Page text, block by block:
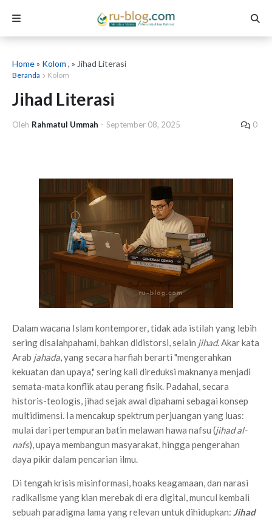
Home» Kolom , » Jihad Literasi
Beranda Kolom
Jihad Literasi
Oleh Rahmatul Ummah - September 08, 2025 0
Dalam wacana Islam kontemporer, tidak ada istilah yang lebih
sering disalahpahami, bahkan didistorsi, selain jihad. Akar kata
Arab jahada, yang secara harfiah berarti "mengerahkan
kekuatan dan upaya," sering kali direduksi maknanya menjadi
semata-mata konflik atau perang fisik. Padahal, secara
historis-teologis, jihad sejak awal dipahami sebagai konsep
multidimensi. Ia mencakup spektrum perjuangan yang luas:
mulai dari pertempuran batin melawan hawa nafsu (jihad al-
nafs), upaya membangun masyarakat, hingga pengerahan
daya pikir dalam pencarian ilmu.
Di tengah krisis misinformasi, hoaks keagamaan, dan narasi
radikalisme yang kian merebak di era digital, muncul kembali
sebuah paradigma lama yang relevan untuk dihidupkan: Jihad